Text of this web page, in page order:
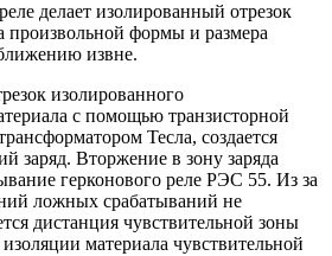
делает изолированный отрезок
произвольной формы и размера
извне.
изолированного
с помощью транзисторной
Тесла, создается
заряд. Вторжение в зону заряда
герконового реле РЭС 55. Из за
ложных срабатываний не
дистанция чувствительной зоны
материала чувствительной